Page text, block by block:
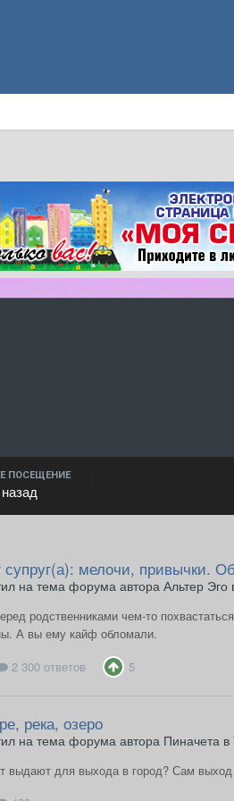
ПОСЕЩЕНИЕ
супруг(а): мелочи, привычки.
на тема форума автора Альтер Эго
родственниками чем-то
А вы ему кайф обломали.
2 300 ответов 5
река, озеро
на тема форума автора Пиначета в
выдают для выхода в город? Сам